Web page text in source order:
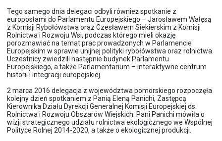
Tego samego dnia delegaci odbyli również spotkanie z
europosłami do Parlamentu Europejskiego – Jarosławem Wałęsą
z Komisji Rybołówstwa oraz Czesławem Siekierskim z Komisji
Rolnictwa i Rozwoju Wsi, podczas którego mieli okazję
porozmawiać na temat prac prowadzonych w Parlamencie
Europejskim w sprawie unijnej polityki rybołówstwa oraz rolnictwa.
Uczestnicy zwiedzili następnie budynek Parlamentu
Europejskiego, a także Parlamentarium – interaktywne centrum
historii i integracji europejskiej.
2 marca 2016 delegacja z województwa pomorskiego rozpoczęła
kolejny dzień spotkaniem z Panią Eleną Panichi, Zastępcą
Kierownika Działu Dyrekcji Generalnej Komisji Europejskiej ds.
Rolnictwa i Rozwoju Obszarów Wiejskich. Pani Panichi mówiła o
wizji strategicznego udziału rolnictwa ekologicznego we Wspólnej
Polityce Rolnej 2014-2020, a także o ekologicznej produkcji.